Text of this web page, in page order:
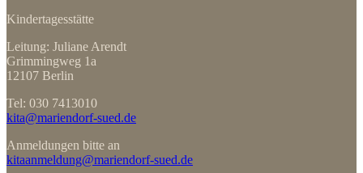
Kindertagesstätte
Leitung: Juliane Arendt
Grimmingweg 1a
12107 Berlin
Tel: 030 7413010
kita@mariendorf-sued.de
Anmeldungen bitte an
kitaanmeldung@mariendorf-sued.de